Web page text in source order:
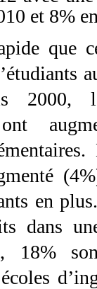
et 8%
que
2000,
ont
en
dans
18%